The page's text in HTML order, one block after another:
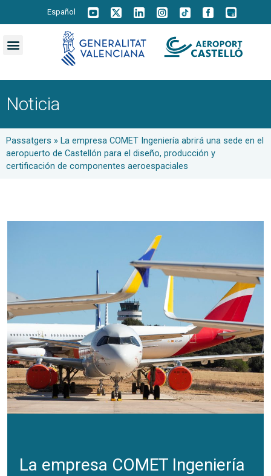
Español
Noticia
Passatgers » La empresa COMET Ingeniería abrirá una sede en el
aeropuerto de Castellón para el diseño, producción y
certificación de componentes aeroespaciales
La empresa COMET Ingeniería